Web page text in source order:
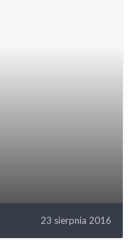
23 sierpnia 2016